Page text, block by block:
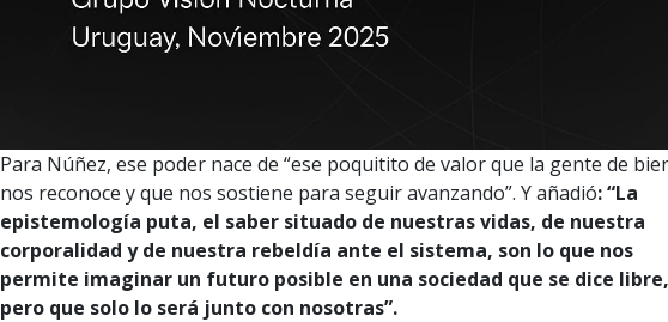
Para Núñez, ese poder nace de “ese poquitito de valor que la gente de
nos reconoce y que nos sostiene para seguir avanzando”. Y añadió: “La
epistemología puta, el saber situado de nuestras vidas, de nuestra
corporalidad y de nuestra rebeldía ante el sistema, son lo que nos
permite imaginar un futuro posible en una sociedad que se dice
pero que solo lo será junto con nosotras”.